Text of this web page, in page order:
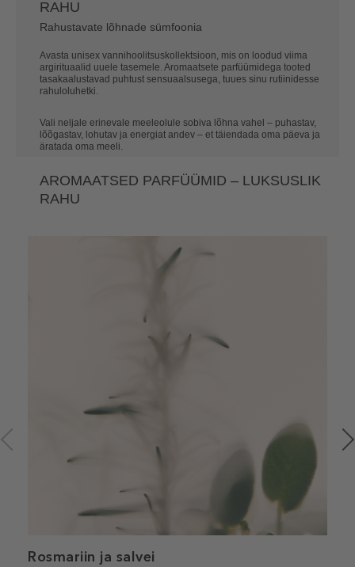
RAHU
Rahustavate lõhnade sümfoonia
Avasta unisex vannihoolitsuskollektsioon, mis on loodud viima
argirituaalid uuele tasemele. Aromaatsete parfüümidega tooted
tasakaalustavad puhtust sensuaalsusega, tuues sinu rutiinidesse
rahuloluhetki.
Vali neljale erinevale meeleolule sobiva lõhna vahel ‒ puhastav,
lõõgastav, lohutav ja energiat andev ‒ et täiendada oma päeva ja
äratada oma meeli.
AROMAATSED PARFÜÜMID – LUKSUSLIK
RAHU
Rosmariin ja salvei